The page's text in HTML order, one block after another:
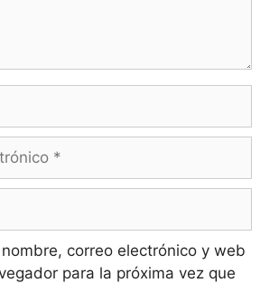
correo electrónico y web
para la próxima vez que